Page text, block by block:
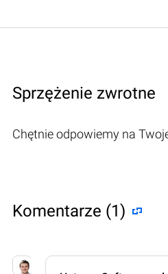
Sprzężenie zwrotne
Chętnie odpowiemy na
Komentarze (1)